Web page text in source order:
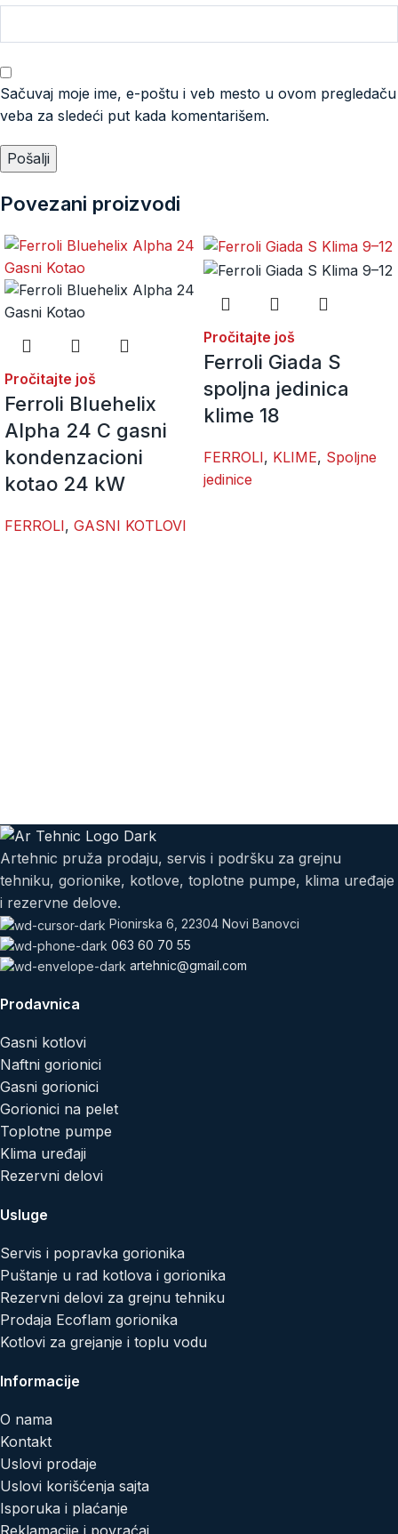
Sačuvaj moje ime, e-poštu i veb mesto u ovom pregledaču
veba za sledeći put kada komentarišem.
Povezani proizvodi
Pročitajte još
Ferroli Bluehelix
Alpha 24 C gasni
kondenzacioni
kotao 24 kW
FERROLI, GASNI KOTLOVI
Pročitajte još
Ferroli Giada S
spoljna jedinica
klime 18
FERROLI, KLIME, Spoljne
jedinice
Artehnic pruža prodaju, servis i podršku za grejnu
tehniku, gorionike, kotlove, toplotne pumpe, klima uređaje
i rezervne delove.
Pionirska 6, 22304 Novi Banovci
063 60 70 55
artehnic@gmail.com
Prodavnica
Gasni kotlovi
Naftni gorionici
Gasni gorionici
Gorionici na pelet
Toplotne pumpe
Klima uređaji
Rezervni delovi
Usluge
Servis i popravka gorionika
Puštanje u rad kotlova i gorionika
Rezervni delovi za grejnu tehniku
Prodaja Ecoflam gorionika
Kotlovi za grejanje i toplu vodu
Informacije
O nama
Kontakt
Uslovi prodaje
Uslovi korišćenja sajta
Isporuka i plaćanje
Reklamacije i povraćaj